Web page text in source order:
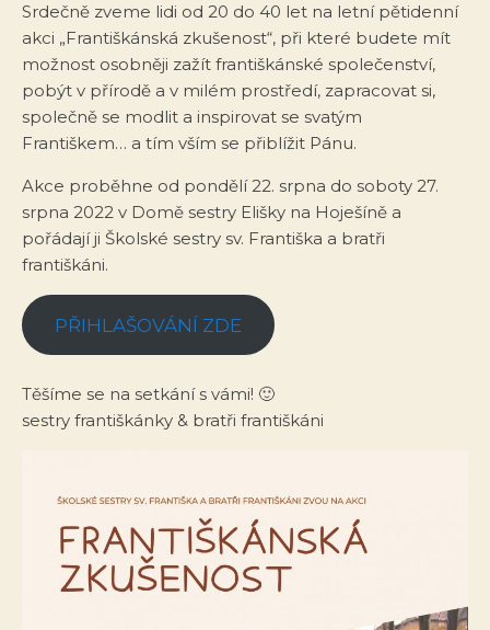
Srdečně zveme lidi od 20 do 40 let na letní pětidenní
akci „Františkánská zkušenost“, při které budete mít
možnost osobněji zažít františkánské společenství,
pobýt v přírodě a v milém prostředí, zapracovat si,
společně se modlit a inspirovat se svatým
Františkem… a tím vším se přiblížit Pánu.
Akce proběhne od pondělí 22. srpna do soboty 27.
srpna 2022 v Domě sestry Elišky na Hoješíně a
pořádají ji Školské sestry sv. Františka a bratři
františkáni.
PŘIHLAŠOVÁNÍ ZDE
Těšíme se na setkání s vámi! 🙂
sestry františkánky & bratři františkáni